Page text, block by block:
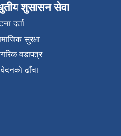
शुसासन सेवा
दर्ता
सुरक्षा
वडापत्र
ढाँचा